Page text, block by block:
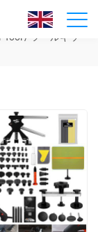
Tool /
ツールキッ